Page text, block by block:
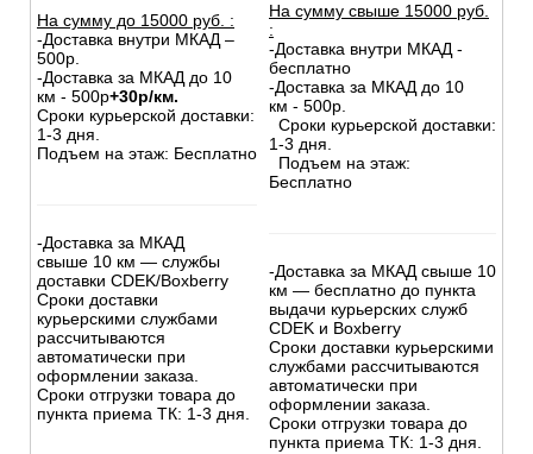
На сумму до 15000 руб. :
-Доставка внутри МКАД –
500р.
-Доставка за МКАД до 10
км - 500р+30р/км.
Сроки курьерской доставки:
1-3 дня.
Подъем на этаж: Бесплатно
-Доставка за МКАД
свыше 10 км — службы
доставки CDEK/Boxberry
Сроки доставки
курьерскими службами
рассчитываются
автоматически при
оформлении заказа.
Сроки отгрузки товара до
пункта приема ТК: 1-3 дня.
На сумму свыше 15000 руб.
:
-Доставка внутри МКАД -
бесплатно
-Доставка за МКАД до 10
км - 500р.
Сроки курьерской доставки:
1-3 дня.
Подъем на этаж:
Бесплатно
-Доставка за МКАД свыше 10
км — бесплатно до пункта
выдачи курьерских служб
CDEK и Boxberry
Сроки доставки курьерскими
службами рассчитываются
автоматически при
оформлении заказа.
Сроки отгрузки товара до
пункта приема ТК: 1-3 дня.